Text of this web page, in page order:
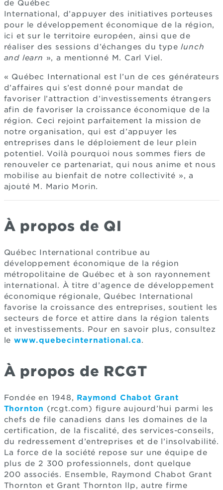
de Québec
International, d’appuyer des initiatives porteuses
pour le développement économique de la région,
ici et sur le territoire européen, ainsi que de
réaliser des sessions d’échanges du typelunch
and learn », a mentionné M. Carl Viel.
« Québec International est l’un de ces générateurs
d’affaires qui s’est donné pour mandat de
favoriser l’attraction d’investissements étrangers
afin de favoriser la croissance économique de la
région. Ceci rejoint parfaitement la mission de
notre organisation, qui est d’appuyer les
entreprises dans le déploiement de leur plein
potentiel. Voilà pourquoi nous sommes fiers de
renouveler ce partenariat, qui nous anime et nous
mobilise au bienfait de notre collectivité », a
ajouté M. Mario Morin.
À propos de QI
Québec International contribue au
développement économique de la région
métropolitaine de Québec et à son rayonnement
international. À titre d’agence de développement
économique régionale, Québec International
favorise la croissance des entreprises, soutient les
secteurs de force et attire dans la région talents
et investissements. Pour en savoir plus, consultez
le www.quebecinternational.ca.
À propos de RCGT
Fondée en 1948, Raymond Chabot Grant
Thornton (rcgt.com) figure aujourd’hui parmi les
chefs de file canadiens dans les domaines de la
certification, de la fiscalité, des services-conseils,
du redressement d’entreprises et de l’insolvabilité.
La force de la société repose sur une équipe de
plus de 2 300 professionnels, dont quelque
200 associés. Ensemble, Raymond Chabot Grant
Thornton et Grant Thornton llp, autre firme